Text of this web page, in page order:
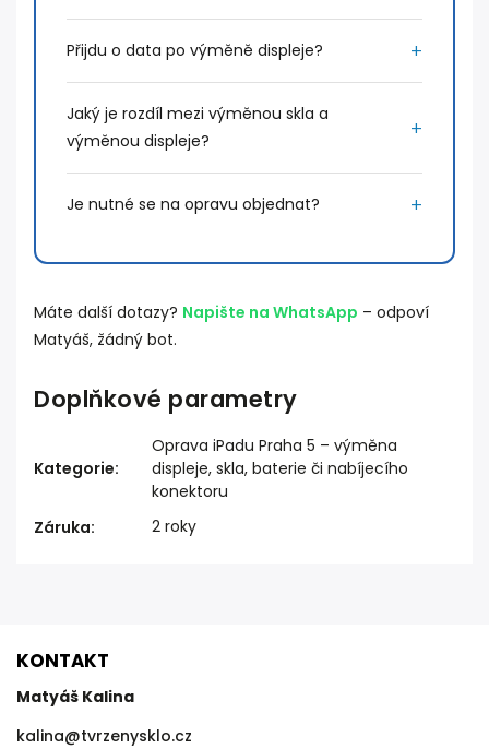
Přijdu o data po výměně displeje?
Jaký je rozdíl mezi výměnou skla a
výměnou displeje?
Je nutné se na opravu objednat?
Máte další dotazy? Napište na WhatsApp – odpoví
Matyáš, žádný bot.
Doplňkové parametry
Kategorie:
Oprava iPadu Praha 5 – výměna
displeje, skla, baterie či nabíjecího
konektoru
Záruka: 2 roky
KONTAKT
Matyáš Kalina
kalina@tvrzenysklo.cz